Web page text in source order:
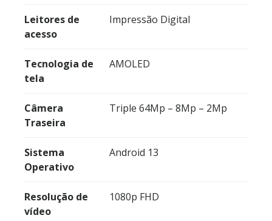
Leitores de
acesso
Impressão Digital
Tecnologia de
tela
AMOLED
Câmera
Traseira
Triple 64Mp – 8Mp – 2Mp
Sistema
Operativo
Android 13
Resolução de
vídeo
1080p FHD